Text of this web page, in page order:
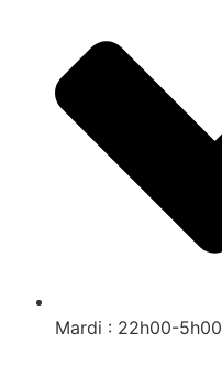
Mardi : 22h00-5h00